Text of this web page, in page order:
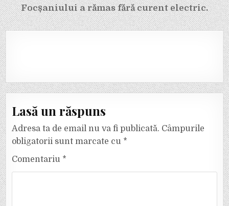
Focșaniului a rămas fără curent electric.
Lasă un răspuns
Adresa ta de email nu va fi publicată. Câmpurile
obligatorii sunt marcate cu *
Comentariu *